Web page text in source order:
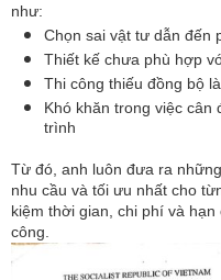
như:
Chọn sai vật tư dẫn đến
Thiết kế chưa phù hợp
Thi công thiếu đồng bộ
Khó khăn trong việc cân
trình
Từ đó, anh luôn đưa ra
nhu cầu và tối ưu nhất cho
kiệm thời gian, chi phí và
công.